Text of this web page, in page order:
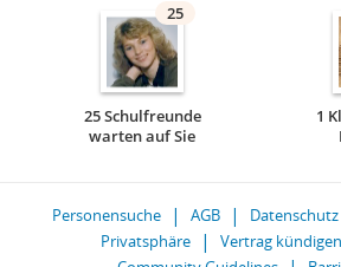
25
25 Schulfreunde
warten auf Sie
1
Personensuche AGB Datenschutz
Privatsphäre
Vertrag kündigen